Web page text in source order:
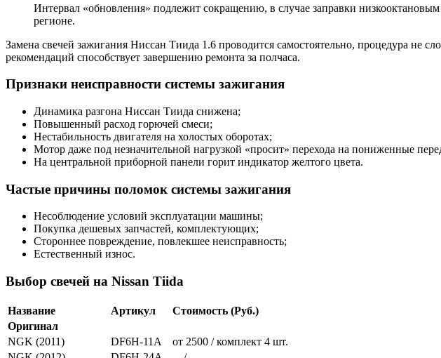
Интервал «обновления» подлежит сокращению, в случае заправки
регионе.
Замена свечей зажигания Ниссан Тиида 1.6 проводится самостоятельно, процедура не
рекомендаций способствует завершению ремонта за полчаса.
Признаки неисправности системы зажигания
Динамика разгона Ниссан Тиида снижена;
Повышенный расход горючей смеси;
Нестабильность двигателя на холостых оборотах;
Мотор даже под незначительной нагрузкой «просит» перехода на пониженные
На центральной приборной панели горит индикатор желтого цвета.
Частые причины поломок системы зажигания
Несоблюдение условий эксплуатации машины;
Покупка дешевых запчастей, комплектующих;
Стороннее повреждение, повлекшее неисправность;
Естественный износ.
Выбор свечей на Nissan Tiida
Название Артикул
Стоимость (Руб.)
Оригинал
NGK (2011)
DF6H-11A
от 2500 / комплект 4 шт.